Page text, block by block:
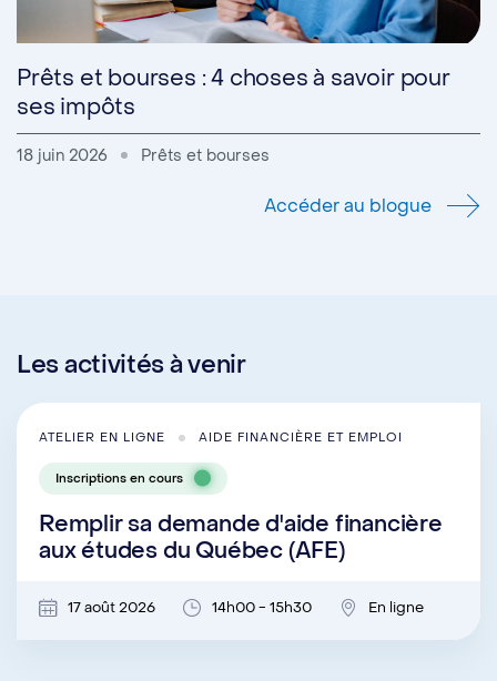
Prêts et bourses : 4 choses à savoir pour
ses impôts
18 juin 2026 Prêts et bourses
Accéder au blogue
Les activités à venir
ATELIER EN LIGNE AIDE FINANCIÈRE ET EMPLOI
Inscriptions en cours
Remplir sa demande d'aide financière
aux études du Québec (AFE)
17 août 2026 14h00 - 15h30 En ligne